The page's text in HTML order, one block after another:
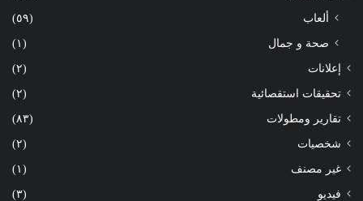
ألعاب
(٥٩)
صحة و جمال
(١)
إعلانات (٢)
تحقيقات استقصائية (٢)
تقارير ومطولات (٨٣)
شخصيات (٢)
غير مصنف (١)
فيديو (٣)